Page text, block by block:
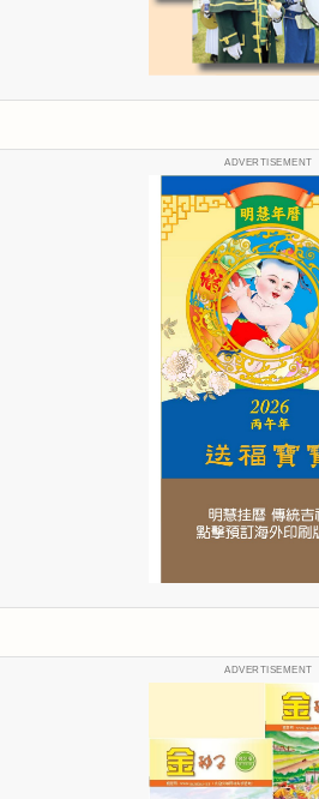
ADVERTISEMENT
ADVERTISEMENT